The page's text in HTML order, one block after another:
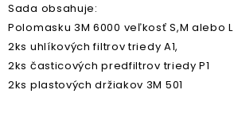
Sada obsahuje:
Polomasku 3M 6000 veľkosť S,M alebo L
2ks uhlíkových filtrov triedy A1,
2ks časticových predfiltrov triedy P1
2ks plastových držiakov 3M 501